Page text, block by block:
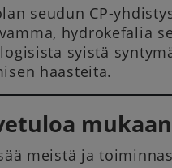
seudun CP-
hydrokefalia
syistä
haasteita.
meistä ja